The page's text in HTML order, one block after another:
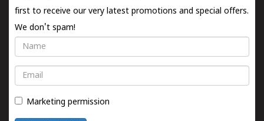
first to receive our very latest promotions and special offers.
We don't spam!
Name
Email
Marketing permission